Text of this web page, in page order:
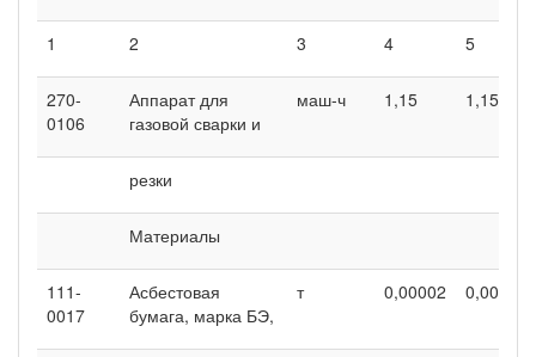
1 2 3 4 5
270-
0106
Аппарат для
газовой сварки и
маш-ч 1,15 1,15
резки
Материалы
111-
0017
Асбестовая
бумага, марка БЭ,
т 0,00002 0,00002